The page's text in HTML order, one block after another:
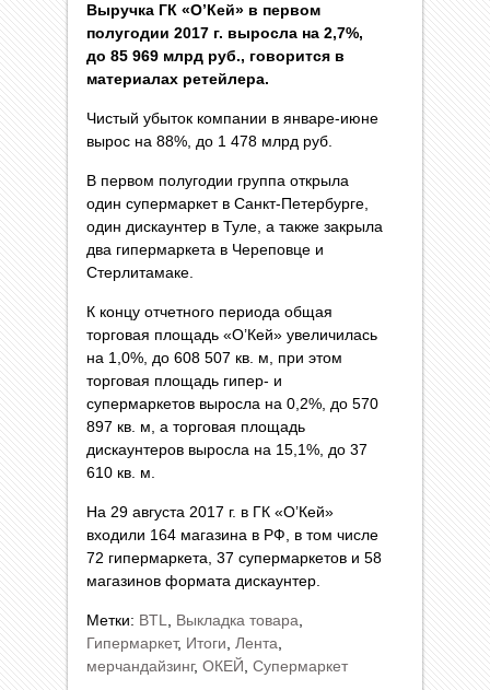
Выручка ГК «О’Кей» в первом
полугодии 2017 г. выросла на 2,7%,
до 85 969 млрд руб., говорится в
материалах ретейлера.
Чистый убыток компании в январе-июне
вырос на 88%, до 1 478 млрд руб.
В первом полугодии группа открыла
один супермаркет в Санкт-Петербурге,
один дискаунтер в Туле, а также закрыла
два гипермаркета в Череповце и
Стерлитамаке.
К концу отчетного периода общая
торговая площадь «О’Кей» увеличилась
на 1,0%, до 608 507 кв. м, при этом
торговая площадь гипер- и
супермаркетов выросла на 0,2%, до 570
897 кв. м, а торговая площадь
дискаунтеров выросла на 15,1%, до 37
610 кв. м.
На 29 августа 2017 г. в ГК «О’Кей»
входили 164 магазина в РФ, в том числе
72 гипермаркета, 37 супермаркетов и 58
магазинов формата дискаунтер.
Метки: BTL Выкладка товара
Гипермаркет, Итоги Лента
мерчандайзинг, ОКЕЙ Супермаркет